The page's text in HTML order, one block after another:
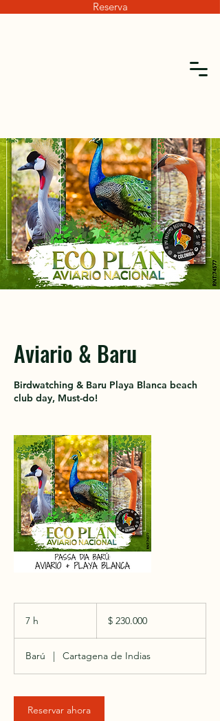
Reserva
Aviario & Baru
Birdwatching & Baru Playa Blanca beach
club day, Must-do!
7 h
colombianos
$ 230.000
Barú | Cartagena de Indias
Reservar ahora